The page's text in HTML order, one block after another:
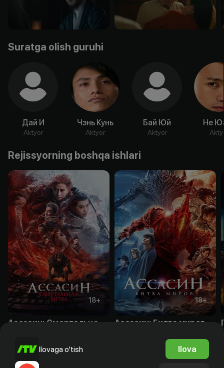
Suratga olish guruhi
Дай И
Aktyor
Чэнь Кунь
Aktyor
Бай Юй
Aktyor
Не
Rejissyorning boshqa ishlari
18+ 18+
Ассасин: Битва миров
Ilovaga o'tish Ilova